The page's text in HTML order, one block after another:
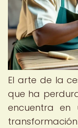
El arte de la
que ha
encuentra en